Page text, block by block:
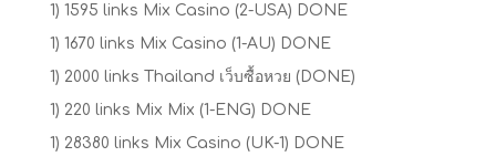
1) 1595 links Mix Casino (2-USA) DONE
1) 1670 links Mix Casino (1-AU) DONE
1) 2000 links Thailand เว็บซื้อหวย (DONE)
1) 220 links Mix Mix (1-ENG) DONE
1) 28380 links Mix Casino (UK-1) DONE